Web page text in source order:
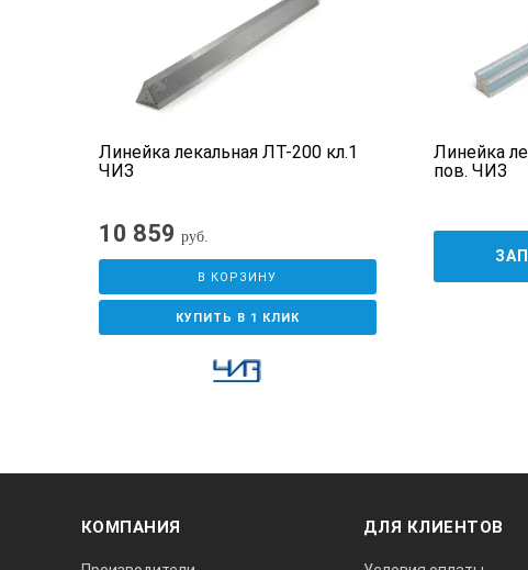
Линейка лекальная ЛТ-200 кл.1
ЧИЗ
10 859 руб.
В КОРЗИНУ
КУПИТЬ В 1 КЛИК
Линейка
пов. ЧИЗ
КОМПАНИЯ ДЛЯ КЛИЕНТОВ